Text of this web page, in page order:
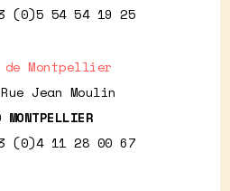
(0)5 54 54 19 25
de Montpellier
Jean Moulin
MONTPELLIER
(0)4 11 28 00 67